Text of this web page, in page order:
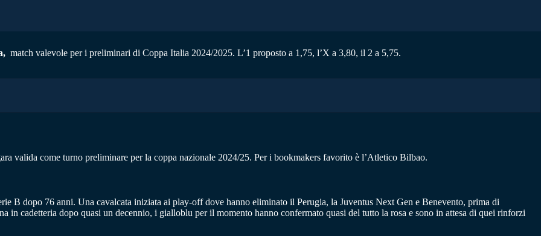
match valevole per i preliminari di Coppa Italia 2024/2025. L’1 proposto a 1,75, l’X a 3,80, il 2 a 5,75.
valida come turno preliminare per la coppa nazionale 2024/25. Per i bookmakers favorito è l’Atletico Bilbao.
B dopo 76 anni. Una cavalcata iniziata ai play-off dove hanno eliminato il Perugia, la Juventus Next Gen e Benevento, prima di
in cadetteria dopo quasi un decennio, i gialloblu per il momento hanno confermato quasi del tutto la rosa e sono in attesa di quei rinforzi